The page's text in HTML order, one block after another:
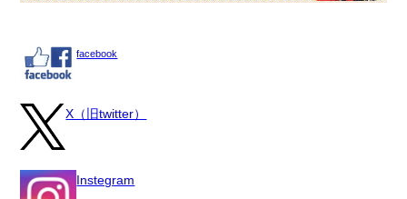
facebook
X（旧twitter）
Instegram